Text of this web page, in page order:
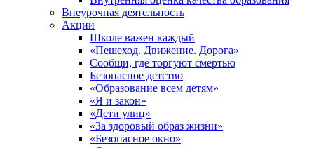
Внеурочная деятельность
Акции
Школе важен каждый
«Пешеход. Движение. Дорога»
Сообщи, где торгуют смертью
Безопасное детство
«Образование всем детям»
«Я и закон»
«Дети улиц»
«За здоровый образ жизни»
«Безопасное окно»